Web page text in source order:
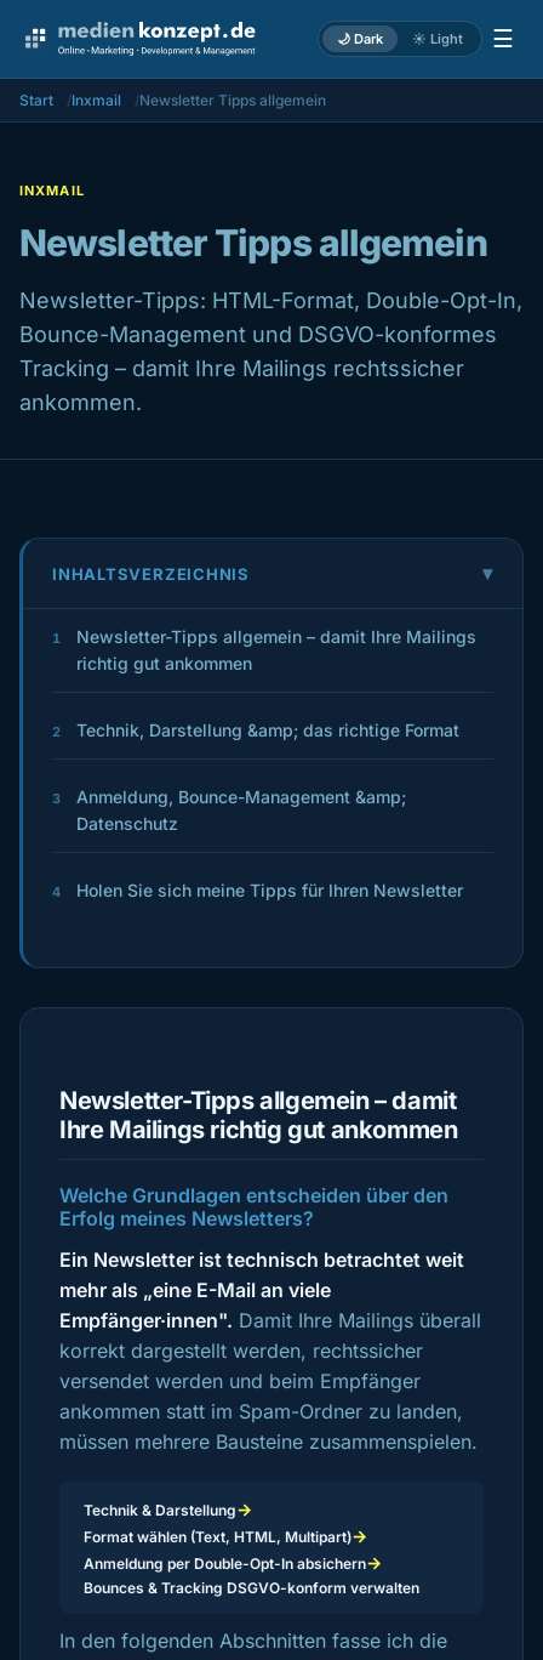
🌙 Dark ☀️ Light ☰
Start Inxmail Newsletter Tipps allgemein
INXMAIL
Newsletter Tipps allgemein
Newsletter-Tipps: HTML-Format, Double-Opt-In,
Bounce-Management und DSGVO-konformes
Tracking – damit Ihre Mailings rechtssicher
ankommen.
INHALTSVERZEICHNIS
1
Newsletter-Tipps allgemein – damit Ihre Mailings
richtig gut ankommen
2 Technik, Darstellung &amp; das richtige Format
3
Anmeldung, Bounce-Management &amp;
Datenschutz
4 Holen Sie sich meine Tipps für Ihren Newsletter
Newsletter-Tipps allgemein – damit
Ihre Mailings richtig gut ankommen
Welche Grundlagen entscheiden über den
Erfolg meines Newsletters?
Ein Newsletter ist technisch betrachtet weit
mehr als „eine E-Mail an viele
Empfänger·innen". Damit Ihre Mailings überall
korrekt dargestellt werden, rechtssicher
versendet werden und beim Empfänger
ankommen statt im Spam-Ordner zu landen,
müssen mehrere Bausteine zusammenspielen.
Technik & Darstellung→
Format wählen (Text, HTML, Multipart)→
Anmeldung per Double-Opt-In absichern→
Bounces & Tracking DSGVO-konform verwalten
In den folgenden Abschnitten fasse ich die